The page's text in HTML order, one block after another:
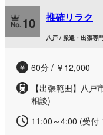
本物の癒しと質の高い
忘れさせる極上の密着
な時間をご堪能くだ
ムで贅沢なひとときを
10 推確リラク
八戸 / 派遣・出張専
60分 / ￥12,000
【出張範囲】八
相談)
11:00～4:00 (受付